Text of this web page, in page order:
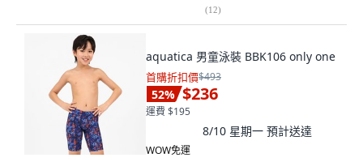
(12)
aquatica 男童泳裝 BBK106 only one
首購折扣價$493
52% $236
運費 $195
8/10 星期一 預計送達
WOW免運